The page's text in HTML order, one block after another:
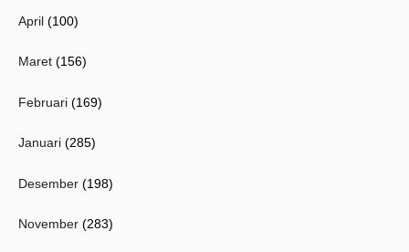
April (100)
Maret (156)
Februari (169)
Januari (285)
Desember (198)
November (283)